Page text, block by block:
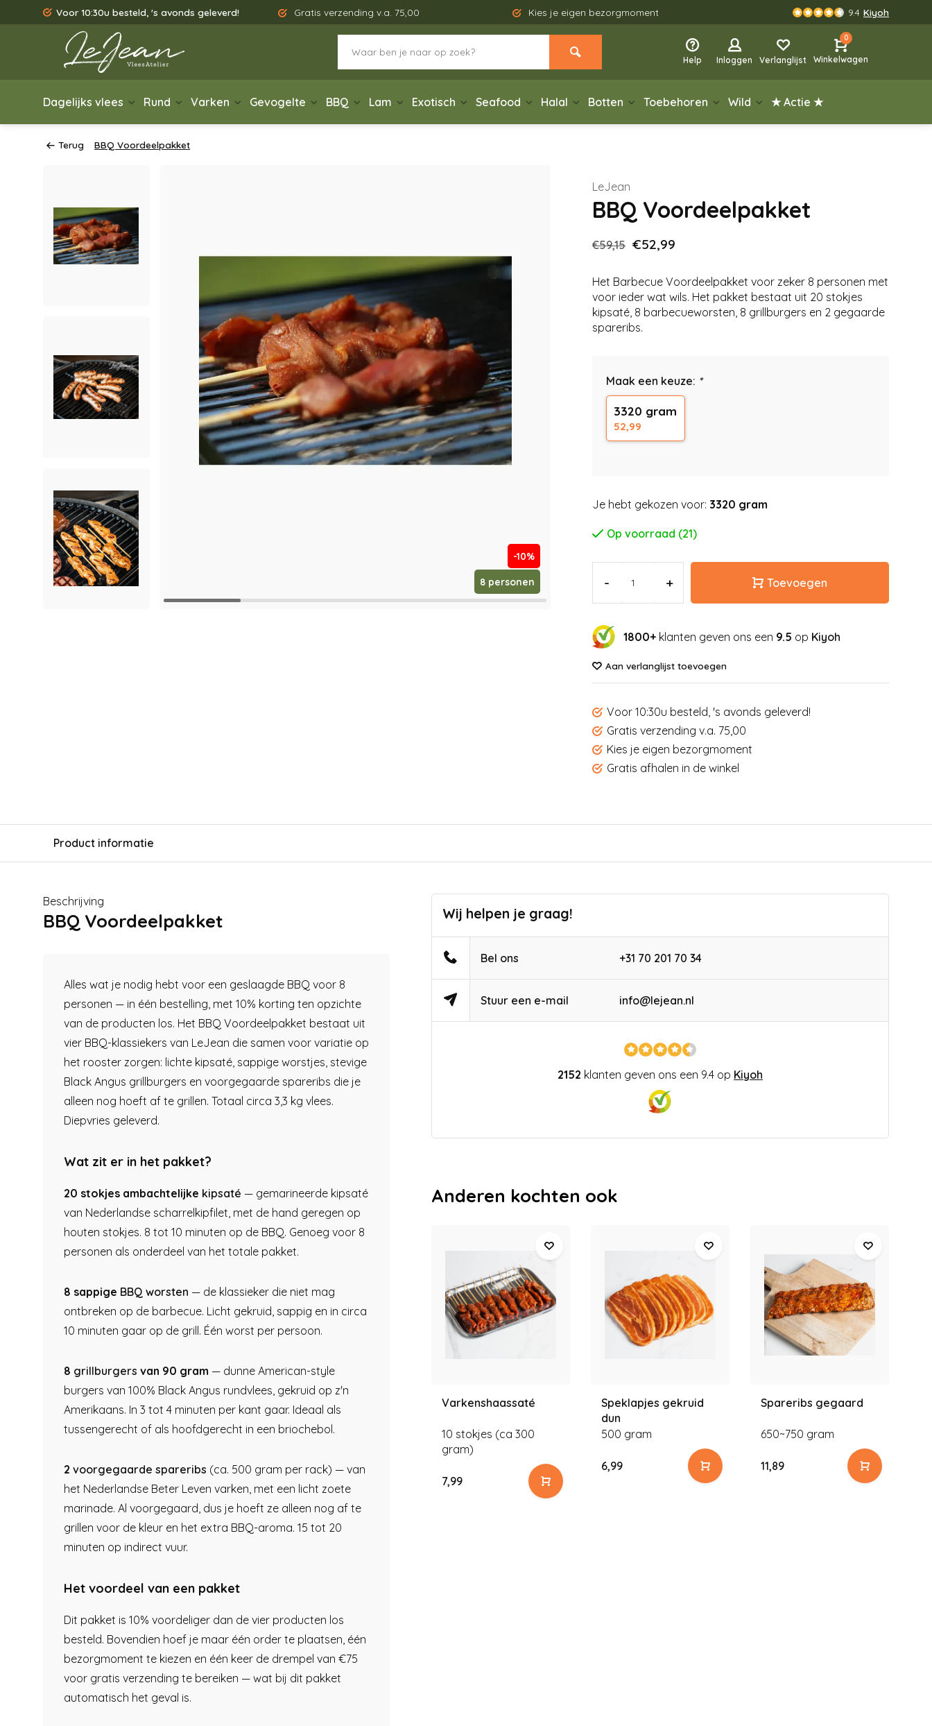
Voor 10:30u besteld, 's avonds geleverd! Gratis verzending v.a. 75,00 Kies je eigen bezorgmoment 9.4 Kiyoh
Help Inloggen Verlanglijst
0
Winkelwagen
Dagelijks vlees Rund Varken Gevogelte BBQ Lam Exotisch Seafood Halal Botten Toebehoren Wild ★ Actie ★
Terug BBQ Voordeelpakket
-10%
8 personen
LeJean
BBQ Voordeelpakket
€59,15 €52,99
Het Barbecue Voordeelpakket voor zeker 8 personen met
voor ieder wat wils. Het pakket bestaat uit 20 stokjes
kipsaté, 8 barbecueworsten, 8 grillburgers en 2 gegaarde
spareribs.
Maak een keuze: *
3320 gram
52,99
Je hebt gekozen voor: 3320 gram
Op voorraad (21)
- + Toevoegen
1800+ klanten geven ons een 9.5 op Kiyoh
Aan verlanglijst toevoegen
Voor 10:30u besteld, 's avonds geleverd!
Gratis verzending v.a. 75,00
Kies je eigen bezorgmoment
Gratis afhalen in de winkel
Product informatie
Beschrijving
BBQ Voordeelpakket
Alles wat je nodig hebt voor een geslaagde BBQ voor 8
personen — in één bestelling, met 10% korting ten opzichte
van de producten los. Het BBQ Voordeelpakket bestaat uit
vier BBQ-klassiekers van LeJean die samen voor variatie op
het rooster zorgen: lichte kipsaté, sappige worstjes, stevige
Black Angus grillburgers en voorgegaarde spareribs die je
alleen nog hoeft af te grillen. Totaal circa 3,3 kg vlees.
Diepvries geleverd.
Wat zit er in het pakket?
20 stokjes ambachtelijke kipsaté — gemarineerde kipsaté
van Nederlandse scharrelkipfilet, met de hand geregen op
houten stokjes. 8 tot 10 minuten op de BBQ. Genoeg voor 8
personen als onderdeel van het totale pakket.
8 sappige BBQ worsten — de klassieker die niet mag
ontbreken op de barbecue. Licht gekruid, sappig en in circa
10 minuten gaar op de grill. Één worst per persoon.
8 grillburgers van 90 gram — dunne American-style
burgers van 100% Black Angus rundvlees, gekruid op z'n
Amerikaans. In 3 tot 4 minuten per kant gaar. Ideaal als
tussengerecht of als hoofdgerecht in een briochebol.
2 voorgegaarde spareribs (ca. 500 gram per rack) — van
het Nederlandse Beter Leven varken, met een licht zoete
marinade. Al voorgegaard, dus je hoeft ze alleen nog af te
grillen voor de kleur en het extra BBQ-aroma. 15 tot 20
minuten op indirect vuur.
Het voordeel van een pakket
Dit pakket is 10% voordeliger dan de vier producten los
besteld. Bovendien hoef je maar één order te plaatsen, één
bezorgmoment te kiezen en één keer de drempel van €75
voor gratis verzending te bereiken — wat bij dit pakket
automatisch het geval is.
Wij helpen je graag!
Bel ons +31 70 201 70 34
Stuur een e-mail info@lejean.nl
2152 klanten geven ons een 9.4 op Kiyoh
Anderen kochten ook
Varkenshaassaté
10 stokjes (ca 300
gram)
7,99
Speklapjes gekruid
dun
500 gram
6,99
Spareribs gegaard
650~750 gram
11,89